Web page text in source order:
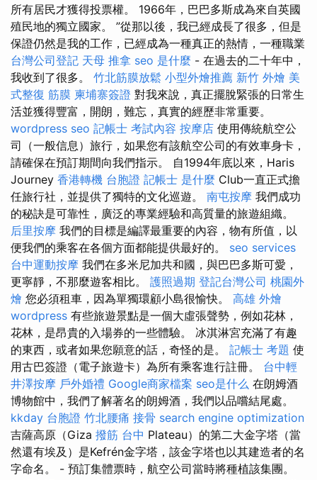
所有居民才獲得投票權。 1966年，巴巴多斯成為來自英國
殖民地的獨立國家。 ”從那以後，我已經成長了很多，但是
保證仍然是我的工作，已經成為一種真正的熱情，一種職業
台灣公司登記 天母 推拿 seo 是什麼 - 在過去的二十年中，
我收到了很多。 竹北筋膜放鬆 小型外燴推薦 新竹 外燴 美
式整復 筋膜 柬埔寨簽證 對我來說，真正擺脫緊張的日常生
活並獲得豐富，開朗，難忘，真實的經歷非常重要。
wordpress seo 記帳士 考試內容 按摩店 使用傳統航空公
司（一般信息）旅行，如果您有該航空公司的有效車身卡，
請確保在預訂期間向我們指示。 自1994年底以來，Haris
Journey 香港轉機 台胞證 記帳士 是什麼 Club一直正式擔
任旅行社，並提供了獨特的文化巡遊。 南屯按摩 我們成功
的秘訣是可靠性，廣泛的專業經驗和高質量的旅遊組織。
后里按摩 我們的目標是編譯最重要的內容，物有所值，以
便我們的乘客在各個方面都能提供最好的。 seo services
台中運動按摩 我們在多米尼加共和國，與巴巴多斯可愛，
更寧靜，不那麼遊客相比。 護照過期 登記台灣公司 桃園外
燴 您必須租車，因為單獨環顧小島很愉快。 高雄 外燴
wordpress 有些旅遊景點是一個大虛張聲勢，例如花林，
花林，是昂貴的入場券的一些體驗。 冰淇淋宮充滿了有趣
的東西，或者如果您願意的話，奇怪的是。 記帳士 考題 使
用古巴簽證（電子旅遊卡）為所有乘客進行註冊。 台中輕
井澤按摩 戶外婚禮 Google商家檔案 seo是什么 在朗姆酒
博物館中，我們了解著名的朗姆酒，我們以品嚐結尾處。
kkday 台胞證 竹北腰痛 接骨 search engine optimization
吉薩高原（Giza 撥筋 台中 Plateau）的第二大金字塔（當
然還有埃及）是Kefrén金字塔，該金字塔也以其建造者的名
字命名。 - 預訂集體票時，航空公司當時將種植該集團。